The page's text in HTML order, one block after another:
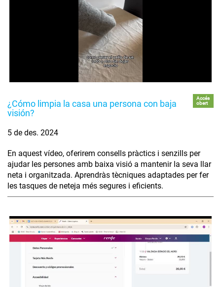
¿Cómo limpia la casa una persona con baja
visión?
Accés
obert
5 de des. 2024
En aquest vídeo, oferirem consells pràctics i senzills per
ajudar les persones amb baixa visió a mantenir la seva llar
neta i organitzada. Aprendràs tècniques adaptades per fer
les tasques de neteja més segures i eficients.